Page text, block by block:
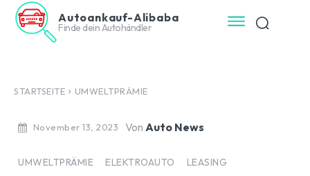
Autoankauf-Alibaba
Finde dein Autohändler
STARTSEITE UMWELTPRÄMIE
November 13, 2023 Von Auto News
UMWELTPRÄMIE ELEKTROAUTO LEASING